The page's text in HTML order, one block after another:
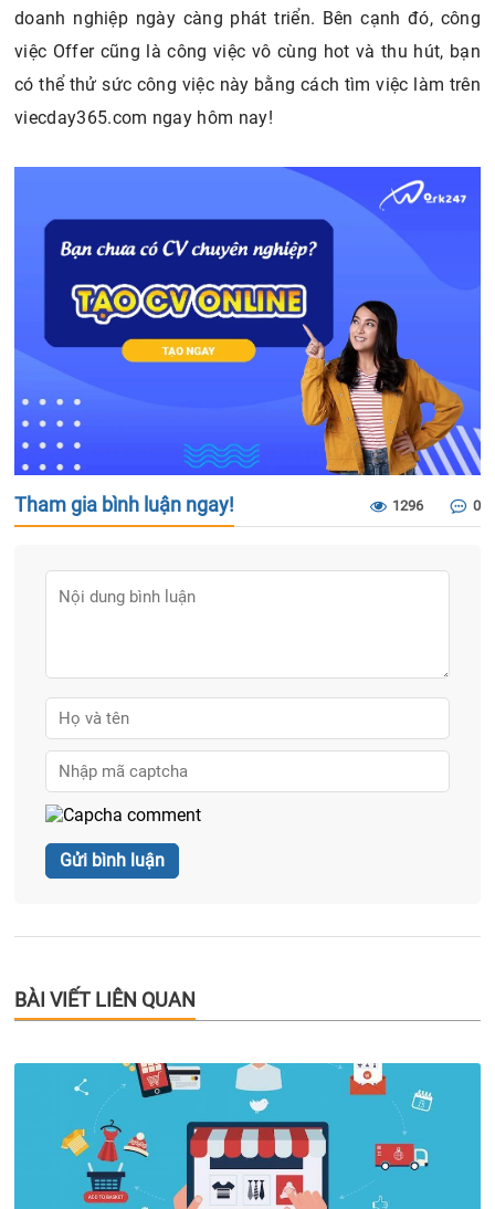
doanh nghiệp ngày càng phát triển. Bên cạnh đó, công
việc Offer cũng là công việc vô cùng hot và thu hút, bạn
có thể thử sức công việc này bằng cách tìm việc làm trên
viecday365.com ngay hôm nay!
Tham gia bình luận ngay! 1296 0
BÀI VIẾT LIÊN QUAN